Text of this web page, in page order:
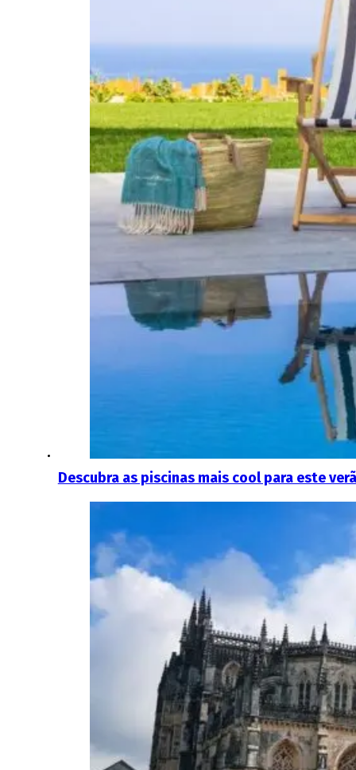
Descubra as piscinas mais cool para este